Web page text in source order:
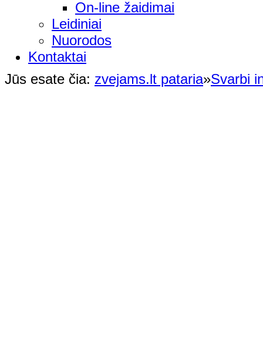
On-line žaidimai
Leidiniai
Nuorodos
Kontaktai
Jūs esate čia: zvejams.lt pataria»Svarbi